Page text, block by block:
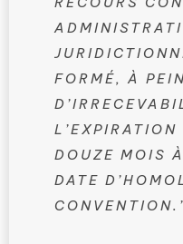
FORMÉ, À
DOUZE MOIS
DATE